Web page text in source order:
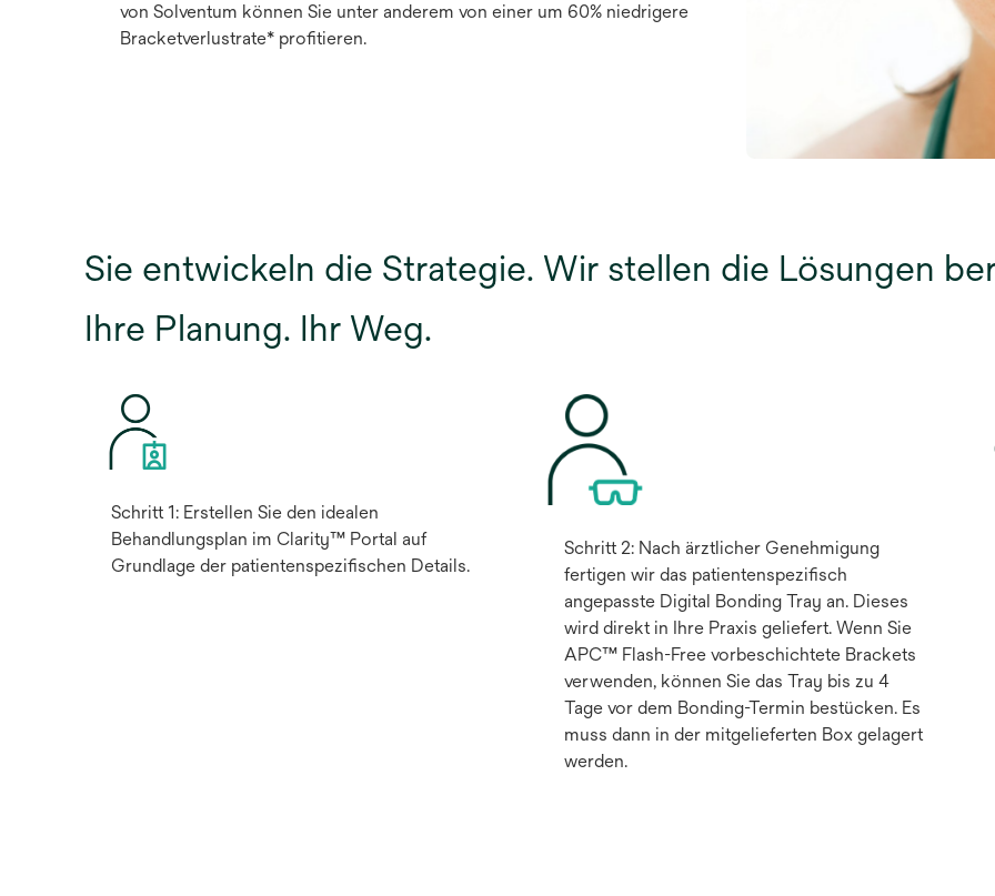
von Solventum können Sie unter anderem von einer um 60% niedrigere
Bracketverlustrate* profitieren.
Sie entwickeln die Strategie. Wir stellen die Lösungen
Ihre Planung. Ihr Weg.
Schritt 1: Erstellen Sie den idealen
Behandlungsplan im Clarity™ Portal auf
Grundlage der patientenspezifischen Details.
Schritt 2: Nach ärztlicher Genehmigung
fertigen wir das patientenspeziﬁsch
angepasste Digital Bonding Tray an. Dieses
wird direkt in Ihre Praxis geliefert. Wenn Sie
APC™ Flash-Free vorbeschichtete Brackets
verwenden, können Sie das Tray bis zu 4
Tage vor dem Bonding-Termin bestücken. Es
muss dann in der mitgelieferten Box gelagert
werden.